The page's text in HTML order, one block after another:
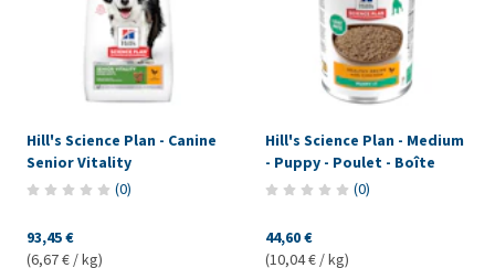
Hill's Science Plan - Canine
Senior Vitality
(0)
93,45 €
(6,67 € / kg)
Hill's Science Plan - Medium
- Puppy - Poulet - Boîte
(0)
44,60 €
(10,04 € / kg)